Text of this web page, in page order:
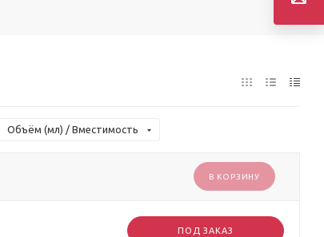
Объём (мл) / Вместимость
В КОРЗИНУ
ПОД ЗАКАЗ